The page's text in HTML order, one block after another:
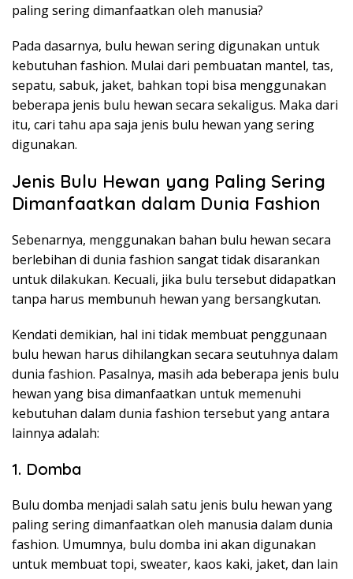
paling sering dimanfaatkan oleh manusia?
Pada dasarnya, bulu hewan sering digunakan untuk
kebutuhan fashion. Mulai dari pembuatan mantel, tas,
sepatu, sabuk, jaket, bahkan topi bisa menggunakan
beberapa jenis bulu hewan secara sekaligus. Maka dari
itu, cari tahu apa saja jenis bulu hewan yang sering
digunakan.
Jenis Bulu Hewan yang Paling Sering
Dimanfaatkan dalam Dunia Fashion
Sebenarnya, menggunakan bahan bulu hewan secara
berlebihan di dunia fashion sangat tidak disarankan
untuk dilakukan. Kecuali, jika bulu tersebut didapatkan
tanpa harus membunuh hewan yang bersangkutan.
Kendati demikian, hal ini tidak membuat penggunaan
bulu hewan harus dihilangkan secara seutuhnya dalam
dunia fashion. Pasalnya, masih ada beberapa jenis bulu
hewan yang bisa dimanfaatkan untuk memenuhi
kebutuhan dalam dunia fashion tersebut yang antara
lainnya adalah:
1. Domba
Bulu domba menjadi salah satu jenis bulu hewan yang
paling sering dimanfaatkan oleh manusia dalam dunia
fashion. Umumnya, bulu domba ini akan digunakan
untuk membuat topi, sweater, kaos kaki, jaket, dan lain